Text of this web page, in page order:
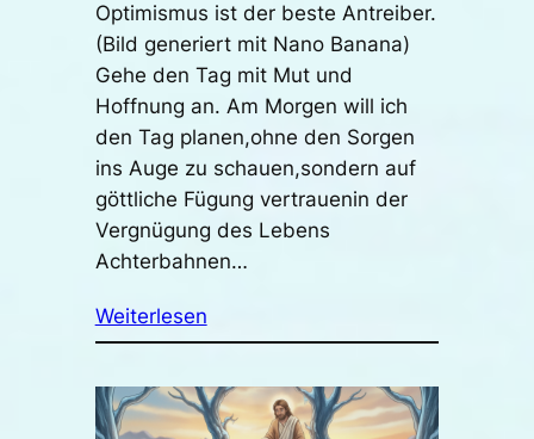
Optimismus ist der beste Antreiber.
(Bild generiert mit Nano Banana)
Gehe den Tag mit Mut und
Hoffnung an. Am Morgen will ich
den Tag planen,ohne den Sorgen
ins Auge zu schauen,sondern auf
göttliche Fügung vertrauenin der
Vergnügung des Lebens
Achterbahnen…
Weiterlesen